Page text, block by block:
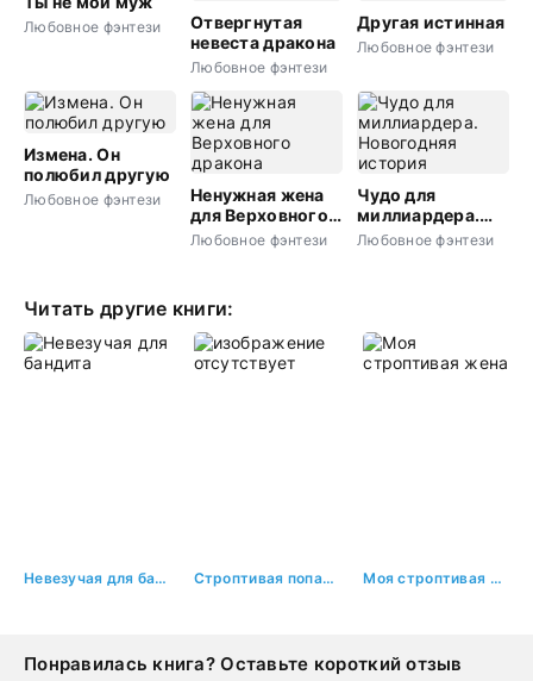
Любовное фэнтези
Отвергнутая
невеста дракона
Любовное фэнтези
Другая истинная
Любовное фэнтези
Измена. Он
полюбил другую
Любовное фэнтези
Ненужная жена
для Верховного
дракона
Любовное фэнтези
Чудо для
миллиардера.
Новогодняя
Любовное фэнтези
Читать другие книги:
Невезучая для бандита Строптивая попаданка для лорда Протектора Моя строптивая жена
Понравилась книга? Оставьте короткий отзыв